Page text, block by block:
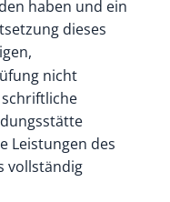
haben und ein
dieses
nicht
Leistungen des
vollständig